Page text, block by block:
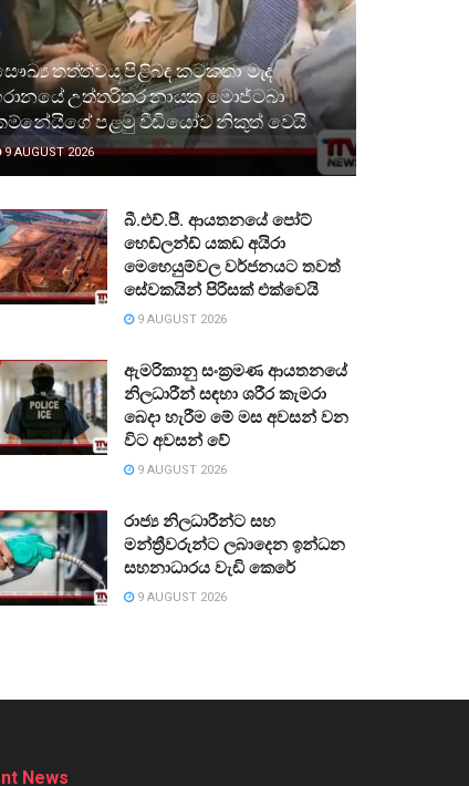
තත්ත්වය පිළිබඳ කටකතා මැද
උත්තරීතර නායක මොජ්ටබා
පළමු වීඩියෝව නිකුත් වෙයි
9 AUGUST 2026
බී.එච්.පී. ආයතනයේ පෝට්
හෙඩ්ලන්ඩ් යකඩ අයිරා
මෙහෙයුම්වල වර්ජනයට තවත්
සේවකයින් පිරිසක් එක්වෙයි
9 AUGUST 2026
ඇමරිකානු සංක්‍රමණ ආයතනයේ
නිලධාරීන් සඳහා ශරීර කැමරා
බෙදා හැරීම මේ මස අවසන් වන
විට අවසන් වේ
9 AUGUST 2026
රාජ්‍ය නිලධාරීන්ට සහ
මන්ත්‍රීවරුන්ට ලබාදෙන ඉන්ධන
සහනාධාරය වැඩි කෙරේ
9 AUGUST 2026
News